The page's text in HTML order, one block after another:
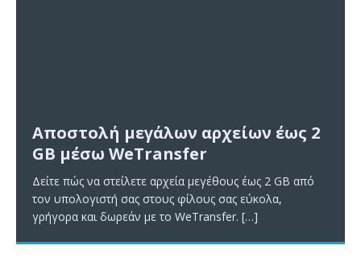
Αποστολή μεγάλων αρχείων έως 2
GB μέσω WeTransfer
Δείτε πώς να στείλετε αρχεία μεγέθους έως 2 GB από
τον υπολογιστή σας στους φίλους σας εύκολα,
γρήγορα και δωρεάν με το WeTransfer. […]